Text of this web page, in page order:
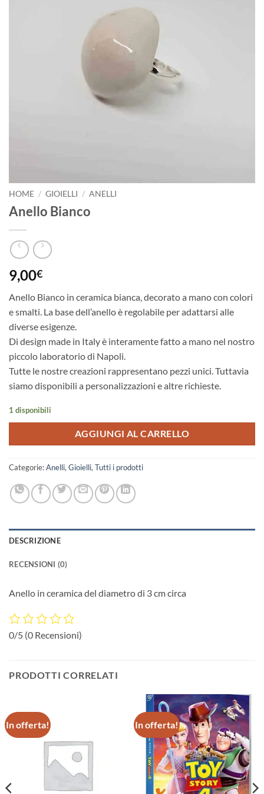
HOME / GIOIELLI / ANELLI
Anello Bianco
9,00€
Anello Bianco in ceramica bianca, decorato a mano con colori
e smalti. La base dell’anello è regolabile per adattarsi alle
diverse esigenze.
Di design made in Italy è interamente fatto a mano nel nostro
piccolo laboratorio di Napoli.
Tutte le nostre creazioni rappresentano pezzi unici. Tuttavia
siamo disponibili a personalizzazioni e altre richieste.
1 disponibili
AGGIUNGI AL CARRELLO
Categorie:Anelli, Gioielli, Tutti i prodotti
DESCRIZIONE
RECENSIONI (0)
Anello in ceramica del diametro di 3 cm circa
0/5 (0 Recensioni)
PRODOTTI CORRELATI
In offerta! In offerta!